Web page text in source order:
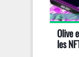
Olive
les